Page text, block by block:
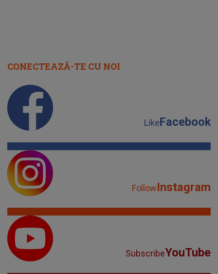
CONECTEAZĂ-TE CU NOI
LikeFacebook
FollowInstagram
SubscribeYouTube